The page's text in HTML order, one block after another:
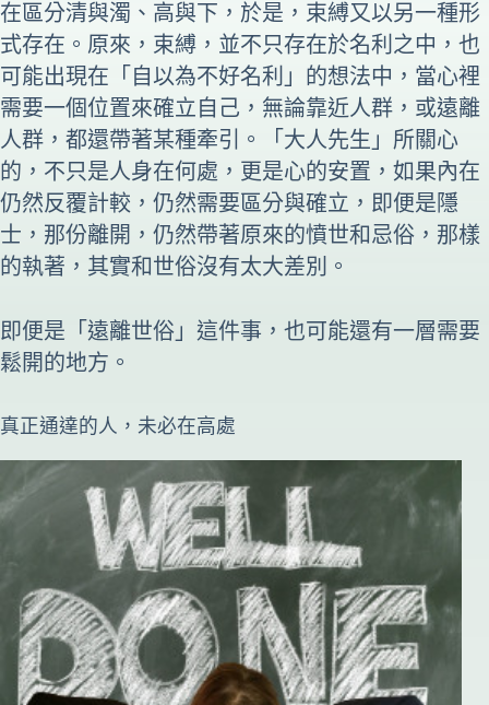
在區分清與濁、高與下，於是，束縛又以另一種形
式存在。原來，束縛，並不只存在於名利之中，也
可能出現在「自以為不好名利」的想法中，當心裡
需要一個位置來確立自己，無論靠近人群，或遠離
人群，都還帶著某種牽引。「大人先生」所關心
的，不只是人身在何處，更是心的安置，如果內在
仍然反覆計較，仍然需要區分與確立，即便是隱
士，那份離開，仍然帶著原來的憤世和忌俗，那樣
的執著，其實和世俗沒有太大差別。
即便是「遠離世俗」這件事，也可能還有一層需要
鬆開的地方。
真正通達的人，未必在高處